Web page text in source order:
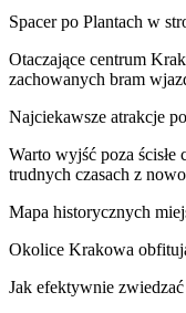
Spacer po Plantach w
Otaczające centrum
zachowanych bram
Najciekawsze atrakcje
Warto wyjść poza
trudnych czasach z
Mapa historycznych
Okolice Krakowa
Jak efektywnie